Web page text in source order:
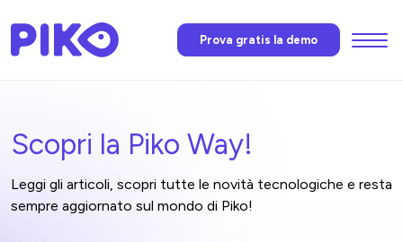
Prova gratis la demo
Scopri la Piko Way!
Leggi gli articoli, scopri tutte le novità tecnologiche e resta
sempre aggiornato sul mondo di Piko!
Menu
L’AI di Piko
Prezzi